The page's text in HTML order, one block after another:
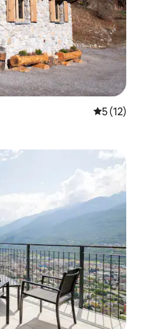
Note
5 (12)